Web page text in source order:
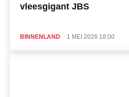
vleesgigant JBS
BINNENLAND 1 MEI 2026 18:00